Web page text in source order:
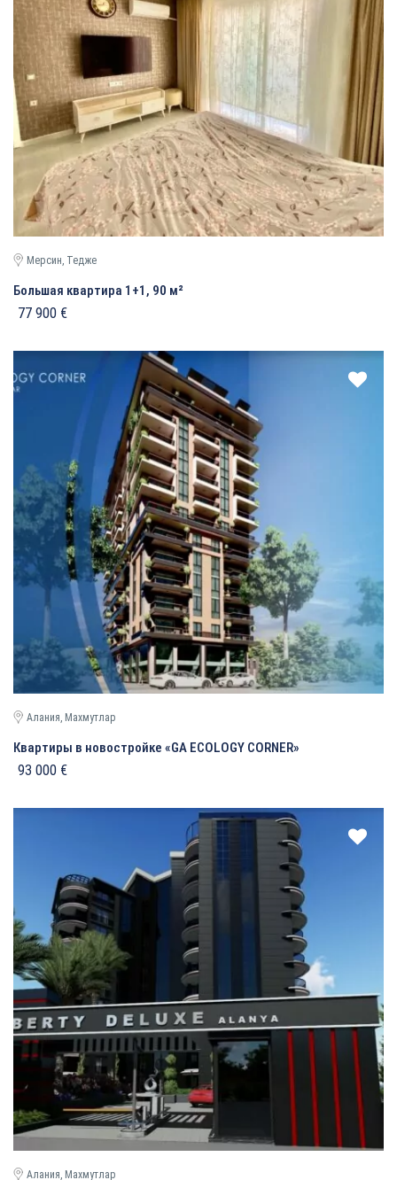
Мерсин, Тедже
Большая квартира 1+1, 90 м²
77 900 €
Алания, Махмутлар
Квартиры в новостройке «GA ECOLOGY CORNER»
93 000 €
Алания, Махмутлар